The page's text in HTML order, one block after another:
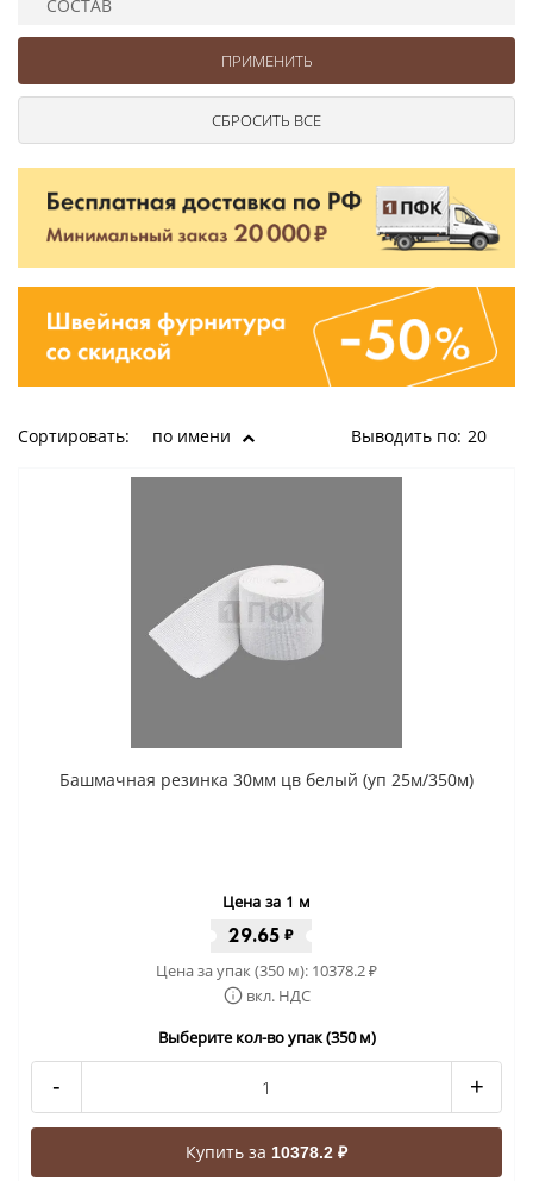
СОСТАВ
Сортировать: по имени Выводить по: 20
Башмачная резинка 30мм цв белый (уп 25м/350м)
Цена за 1 м
29.65 ₽
Цена за упак (350 м): 10378.2₽
вкл. НДС
Выберите кол-во упак (350 м)
- +
Купить за 10378.2 ₽
Ушковые
Шторные
Цепочки шарики с замком
Ткани
Шнуры